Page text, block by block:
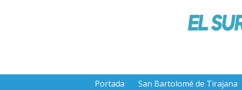
Portada San Bartolomé de Tirajana